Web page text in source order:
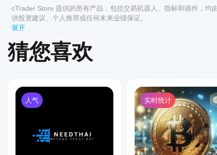
全部 5
品尚
无评
价。
启动
cBot
的
或本
地实
例。
cTrader
应用支
持
所有
cTrader
应用都支
行，而只
有
cTrader
支持本地
执行。
如何
测试
现?
在干净的
模拟账户
交易)上
运行
cBot，并
我应
cBot
cTrader Store 提供的所有产品，包括交易机器人、指标和插件，
供投资建议、个人推荐或任何未来业绩保证。
展开
猜您喜欢
人气 实时统计